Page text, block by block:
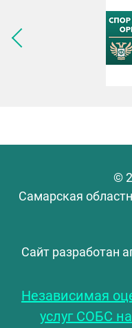
Следующее
©
Самарская
Сайт разработан
Независимая
услуг СОБС